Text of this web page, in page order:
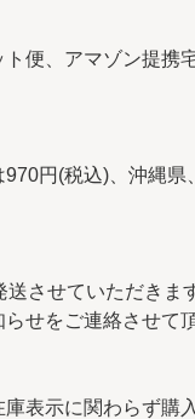
便、アマゾン提携
円(税込)、沖縄県
させていただきま
せをご連絡させて
表示に関わらず購